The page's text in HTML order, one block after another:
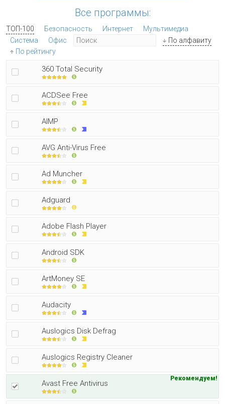
Все программы:
ТОП-100 Безопасность Интернет
Мультимедиа
Система
Офис
По алфавиту
По рейтингу
360 Total Security
ACDSee Free
AIMP
AVG Anti-Virus Free
Ad Muncher
Adguard
Adobe Flash Player
Android SDK
ArtMoney SE
Audacity
Auslogics Disk Defrag
Auslogics Registry Cleaner
Avast Free Antivirus
Рекомендуем!